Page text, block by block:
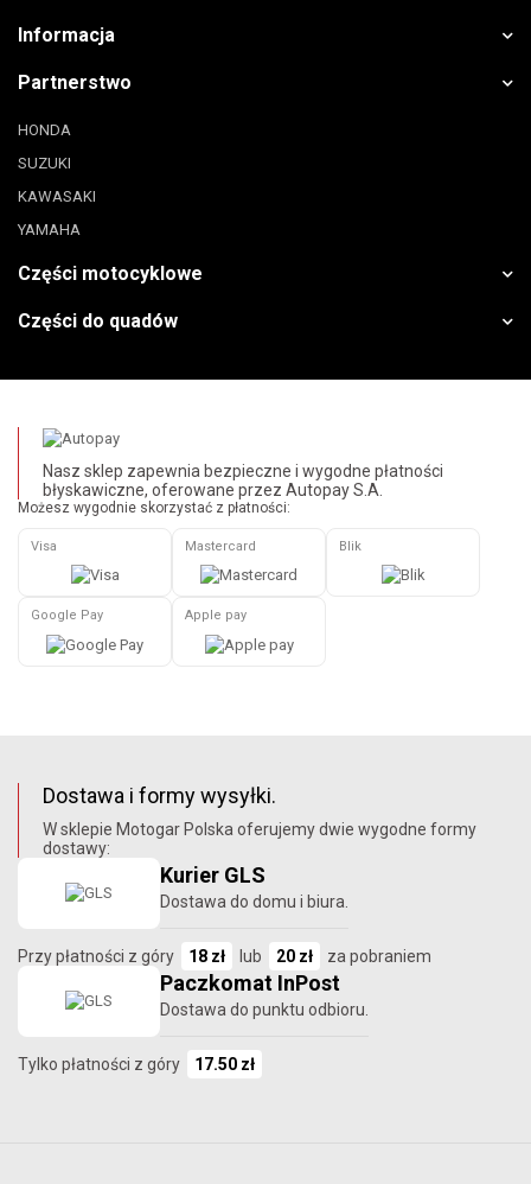
Informacja
Partnerstwo
HONDA
SUZUKI
KAWASAKI
YAMAHA
Części motocyklowe
Części do quadów
Nasz sklep zapewnia bezpieczne i wygodne płatności
błyskawiczne, oferowane przez Autopay S.A.
Możesz wygodnie skorzystać z płatności:
Visa Mastercard Blik
Google Pay Apple pay
Dostawa i formy wysyłki.
W sklepie Motogar Polska oferujemy dwie wygodne formy
dostawy:
Kurier GLS
Dostawa do domu i biura.
Przy płatności z góry 18 zł lub 20 zł za pobraniem
Paczkomat InPost
Dostawa do punktu odbioru.
Tylko płatności z góry 17.50 zł